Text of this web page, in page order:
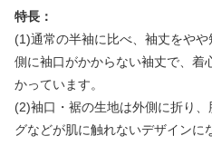
特長：
(1)通常の半袖に比べ、袖丈をや
側に袖口がかからない袖丈で、着
かっています。
(2)袖口・裾の生地は外側に折り
グなどが肌に触れないデザインに